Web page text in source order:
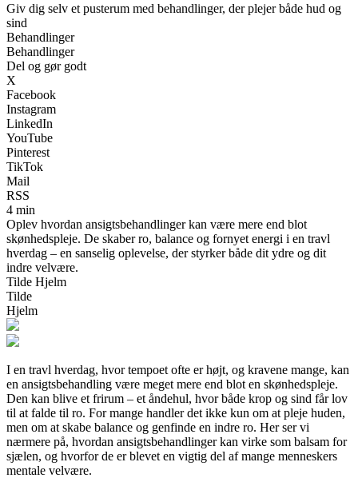
Giv dig selv et pusterum med behandlinger, der plejer både hud og
sind
Behandlinger
Behandlinger
Del og gør godt
X
Facebook
Instagram
LinkedIn
YouTube
Pinterest
TikTok
Mail
RSS
4 min
Oplev hvordan ansigtsbehandlinger kan være mere end blot
skønhedspleje. De skaber ro, balance og fornyet energi i en travl
hverdag – en sanselig oplevelse, der styrker både dit ydre og dit
indre velvære.
Tilde Hjelm
Tilde
Hjelm
I en travl hverdag, hvor tempoet ofte er højt, og kravene mange, kan
en ansigtsbehandling være meget mere end blot en skønhedspleje.
Den kan blive et frirum – et åndehul, hvor både krop og sind får lov
til at falde til ro. For mange handler det ikke kun om at pleje huden,
men om at skabe balance og genfinde en indre ro. Her ser vi
nærmere på, hvordan ansigtsbehandlinger kan virke som balsam for
sjælen, og hvorfor de er blevet en vigtig del af mange menneskers
mentale velvære.